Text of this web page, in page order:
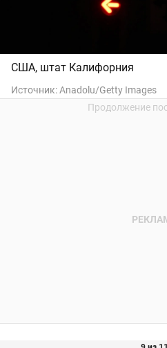
США, штат Калифорния
Источник:Anadolu/Getty Images